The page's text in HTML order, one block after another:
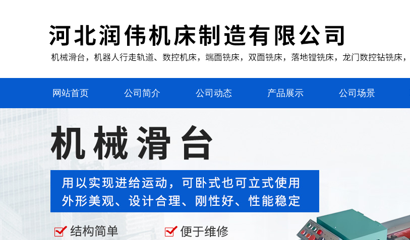
网站首页 公司简介 公司动态 产品展示 公司场景